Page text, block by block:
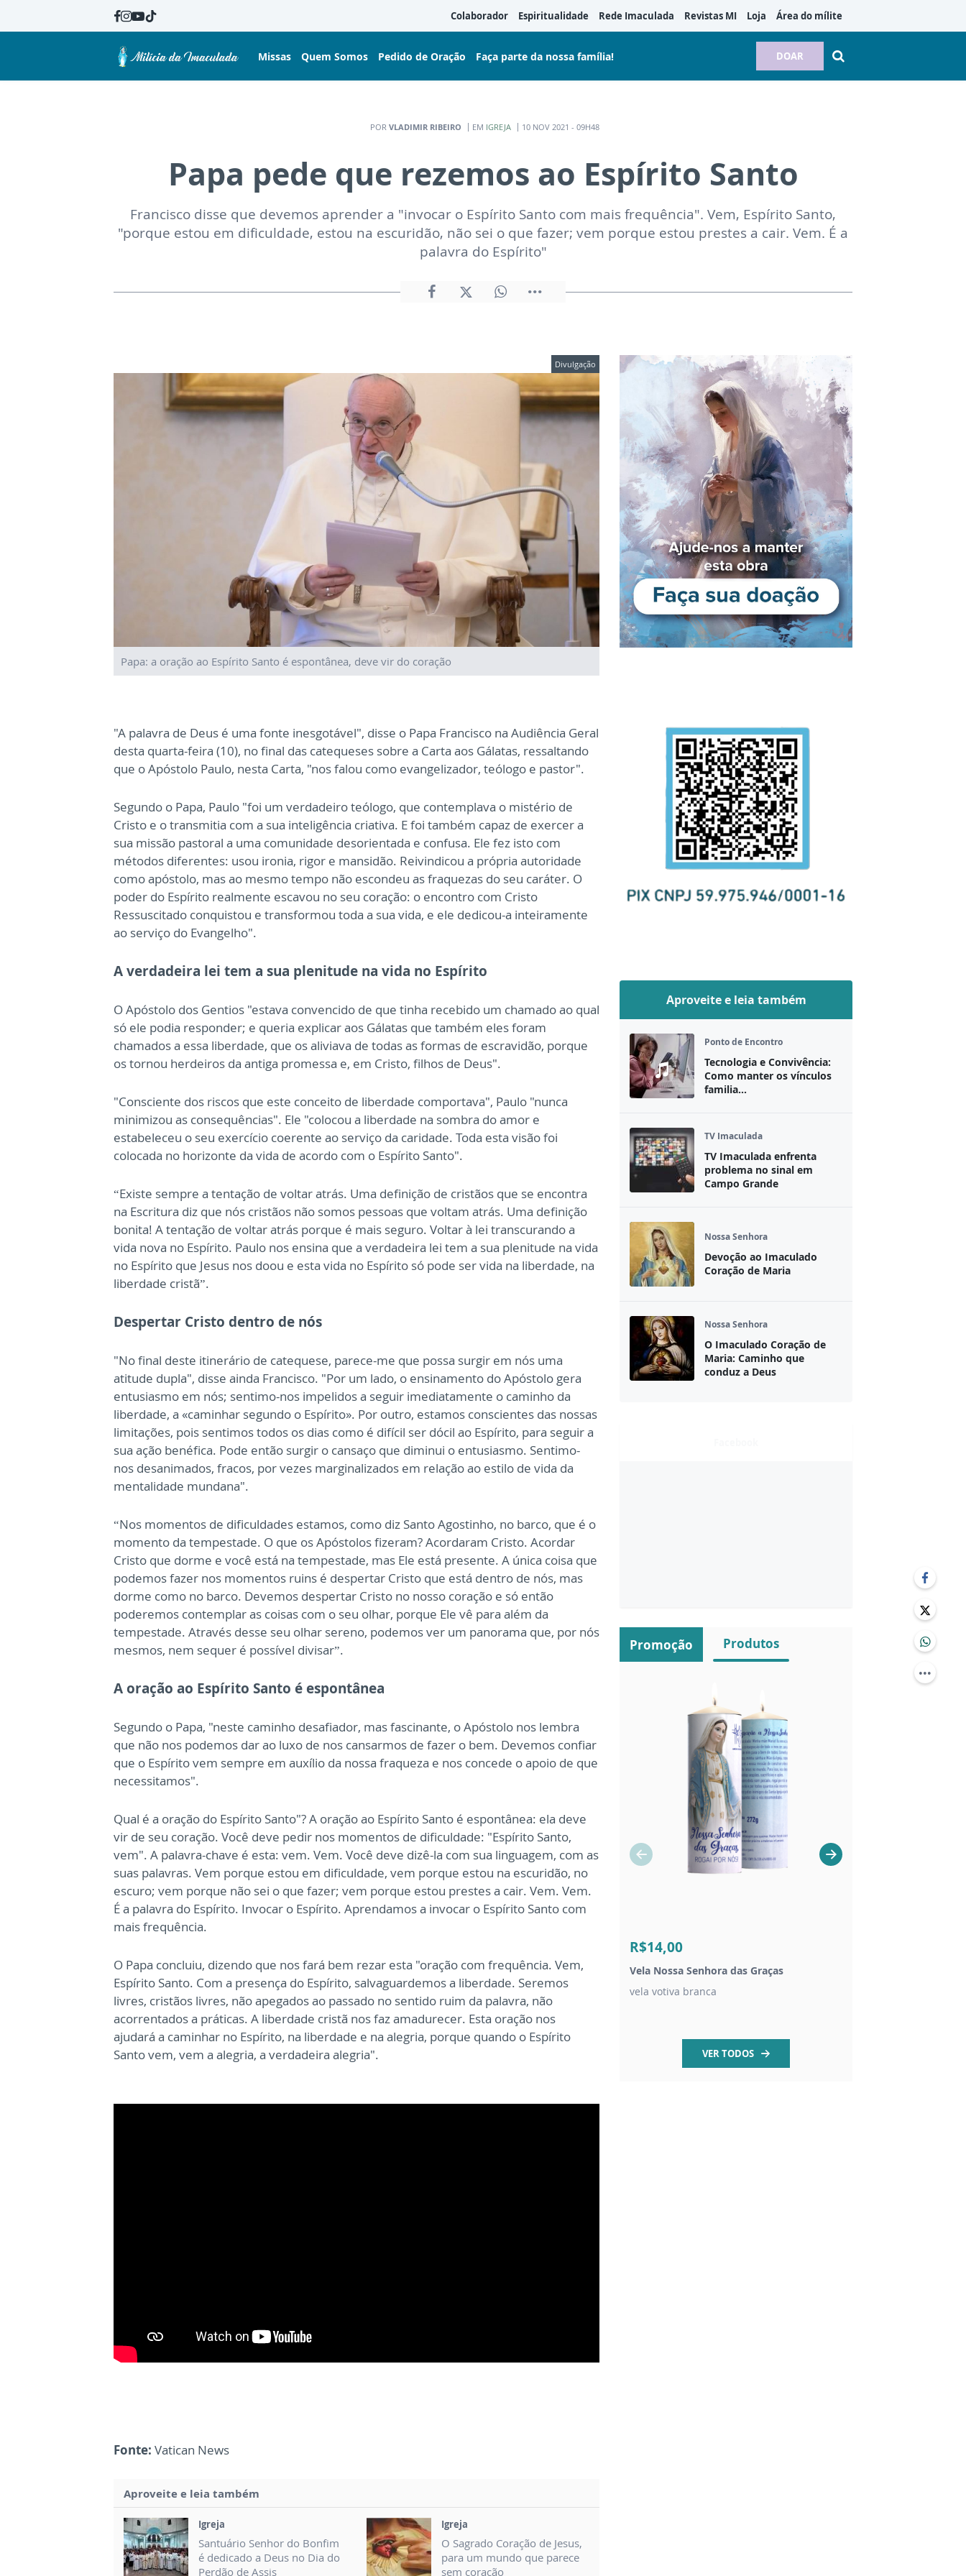
Colaborador Espiritualidade Rede Imaculada Revistas MI Loja Área do mílite
Missas Quem Somos Pedido de Oração Faça parte da nossa família! DOAR
POR VLADIMIR RIBEIRO EM IGREJA 10 NOV 2021 - 09H48
Papa pede que rezemos ao Espírito Santo
Francisco disse que devemos aprender a "invocar o Espírito Santo com mais frequência". Vem, Espírito Santo,
"porque estou em dificuldade, estou na escuridão, não sei o que fazer; vem porque estou prestes a cair. Vem. É a
palavra do Espírito"
Divulgação
Papa: a oração ao Espírito Santo é espontânea, deve vir do coração
"A palavra de Deus é uma fonte inesgotável", disse o Papa Francisco na Audiência Geral
desta quarta-feira (10), no final das catequeses sobre a Carta aos Gálatas, ressaltando
que o Apóstolo Paulo, nesta Carta, "nos falou como evangelizador, teólogo e pastor".
Segundo o Papa, Paulo "foi um verdadeiro teólogo, que contemplava o mistério de
Cristo e o transmitia com a sua inteligência criativa. E foi também capaz de exercer a
sua missão pastoral a uma comunidade desorientada e confusa. Ele fez isto com
métodos diferentes: usou ironia, rigor e mansidão. Reivindicou a própria autoridade
como apóstolo, mas ao mesmo tempo não escondeu as fraquezas do seu caráter. O
poder do Espírito realmente escavou no seu coração: o encontro com Cristo
Ressuscitado conquistou e transformou toda a sua vida, e ele dedicou-a inteiramente
ao serviço do Evangelho".
A verdadeira lei tem a sua plenitude na vida no Espírito
O Apóstolo dos Gentios "estava convencido de que tinha recebido um chamado ao qual
só ele podia responder; e queria explicar aos Gálatas que também eles foram
chamados a essa liberdade, que os aliviava de todas as formas de escravidão, porque
os tornou herdeiros da antiga promessa e, em Cristo, filhos de Deus".
"Consciente dos riscos que este conceito de liberdade comportava", Paulo "nunca
minimizou as consequências". Ele "colocou a liberdade na sombra do amor e
estabeleceu o seu exercício coerente ao serviço da caridade. Toda esta visão foi
colocada no horizonte da vida de acordo com o Espírito Santo".
“Existe sempre a tentação de voltar atrás. Uma definição de cristãos que se encontra
na Escritura diz que nós cristãos não somos pessoas que voltam atrás. Uma definição
bonita! A tentação de voltar atrás porque é mais seguro. Voltar à lei transcurando a
vida nova no Espírito. Paulo nos ensina que a verdadeira lei tem a sua plenitude na vida
no Espírito que Jesus nos doou e esta vida no Espírito só pode ser vida na liberdade, na
liberdade cristã”.
Despertar Cristo dentro de nós
"No final deste itinerário de catequese, parece-me que possa surgir em nós uma
atitude dupla", disse ainda Francisco. "Por um lado, o ensinamento do Apóstolo gera
entusiasmo em nós; sentimo-nos impelidos a seguir imediatamente o caminho da
liberdade, a «caminhar segundo o Espírito». Por outro, estamos conscientes das nossas
limitações, pois sentimos todos os dias como é difícil ser dócil ao Espírito, para seguir a
sua ação benéfica. Pode então surgir o cansaço que diminui o entusiasmo. Sentimo-
nos desanimados, fracos, por vezes marginalizados em relação ao estilo de vida da
mentalidade mundana".
“Nos momentos de dificuldades estamos, como diz Santo Agostinho, no barco, que é o
momento da tempestade. O que os Apóstolos fizeram? Acordaram Cristo. Acordar
Cristo que dorme e você está na tempestade, mas Ele está presente. A única coisa que
podemos fazer nos momentos ruins é despertar Cristo que está dentro de nós, mas
dorme como no barco. Devemos despertar Cristo no nosso coração e só então
poderemos contemplar as coisas com o seu olhar, porque Ele vê para além da
tempestade. Através desse seu olhar sereno, podemos ver um panorama que, por nós
mesmos, nem sequer é possível divisar”.
A oração ao Espírito Santo é espontânea
Segundo o Papa, "neste caminho desafiador, mas fascinante, o Apóstolo nos lembra
que não nos podemos dar ao luxo de nos cansarmos de fazer o bem. Devemos confiar
que o Espírito vem sempre em auxílio da nossa fraqueza e nos concede o apoio de que
necessitamos".
Qual é a oração do Espírito Santo"? A oração ao Espírito Santo é espontânea: ela deve
vir de seu coração. Você deve pedir nos momentos de dificuldade: "Espírito Santo,
vem". A palavra-chave é esta: vem. Vem. Você deve dizê-la com sua linguagem, com as
suas palavras. Vem porque estou em dificuldade, vem porque estou na escuridão, no
escuro; vem porque não sei o que fazer; vem porque estou prestes a cair. Vem. Vem.
É a palavra do Espírito. Invocar o Espírito. Aprendamos a invocar o Espírito Santo com
mais frequência.
O Papa concluiu, dizendo que nos fará bem rezar esta "oração com frequência. Vem,
Espírito Santo. Com a presença do Espírito, salvaguardemos a liberdade. Seremos
livres, cristãos livres, não apegados ao passado no sentido ruim da palavra, não
acorrentados a práticas. A liberdade cristã nos faz amadurecer. Esta oração nos
ajudará a caminhar no Espírito, na liberdade e na alegria, porque quando o Espírito
Santo vem, vem a alegria, a verdadeira alegria".
Fonte: Vatican News
Aproveite e leia também
Igreja
Santuário Senhor do Bonfim
é dedicado a Deus no Dia do
Perdão de Assis
Igreja
O Sagrado Coração de Jesus,
para um mundo que parece
sem coração
Promoção Produtos
R$14,00
Vela Nossa Senhora das Graças
vela votiva branca
VER TODOS
Aproveite e leia também
Ponto de Encontro
Tecnologia e Convivência:
Como manter os vínculos
familia...
TV Imaculada
TV Imaculada enfrenta
problema no sinal em
Campo Grande
Nossa Senhora
Devoção ao Imaculado
Coração de Maria
Nossa Senhora
O Imaculado Coração de
Maria: Caminho que
conduz a Deus